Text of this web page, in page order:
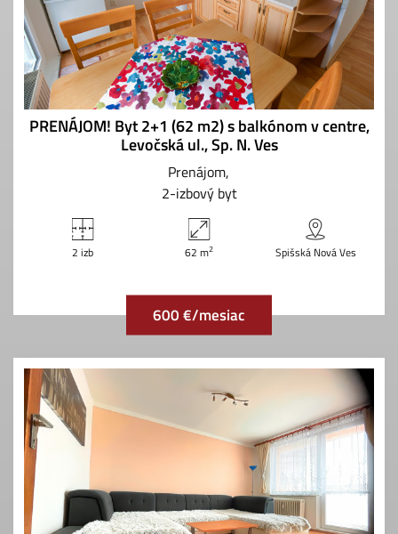
PRENÁJOM! Byt 2+1 (62 m2) s balkónom v centre,
Levočská ul., Sp. N. Ves
Prenájom
2-izbový byt
2 izb 62 m2 Spišská Nová Ves
600 €/mesiac